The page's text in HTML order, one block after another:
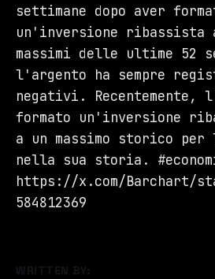
settimane dopo aver
un'inversione
massimi delle ultime 52
l'argento ha sempre
negativi. Recentemente,
formato un'inversione
a un massimo storico
nella sua storia.
https://x.com/Barchart/
584812369
WRITTEN BY: